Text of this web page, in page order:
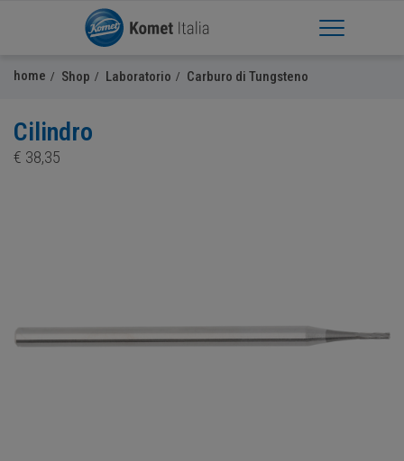
Apri Menu
home Shop Laboratorio Carburo di Tungsteno
Cilindro
€ 38,35